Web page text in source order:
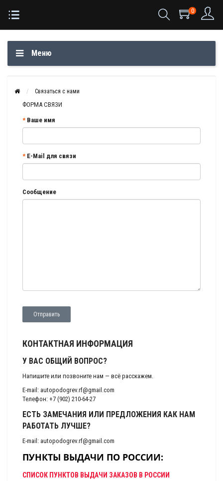
0
Меню
Связаться с нами
ФОРМА СВЯЗИ
Ваше имя
E-Mail для связи
Сообщение
КОНТАКТНАЯ ИНФОРМАЦИЯ
У ВАС ОБЩИЙ ВОПРОС?
Напишите или позвоните нам — всё расскажем.
E-mail: autopodogrev.rf@gmail.com
Телефон: +7 (902) 210-64-27
ЕСТЬ ЗАМЕЧАНИЯ ИЛИ ПРЕДЛОЖЕНИЯ КАК НАМ
РАБОТАТЬ ЛУЧШЕ?
E-mail: autopodogrev.rf@gmail.com
ПУНКТЫ ВЫДАЧИ ПО РОССИИ:
СПИСОК ПУНКТОВ ВЫДАЧИ ЗАКАЗОВ В РОССИИ